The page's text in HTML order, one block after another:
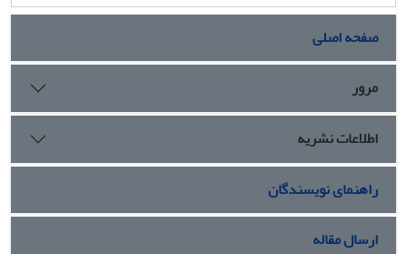
صفحه اصلی
مرور
اطلاعات نشریه
راهنمای نویسندگان
ارسال مقاله